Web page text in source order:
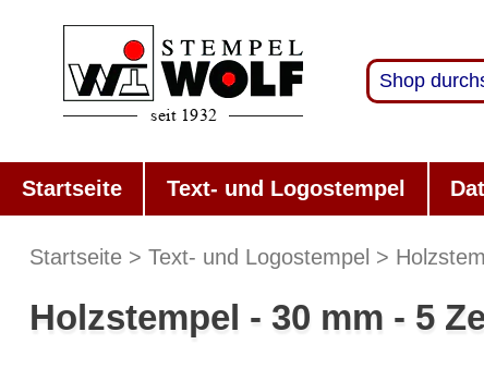
Startseite Text- und Logostempel
Startseite Text- und Logostempel
Holzstempel - 30 mm - 5